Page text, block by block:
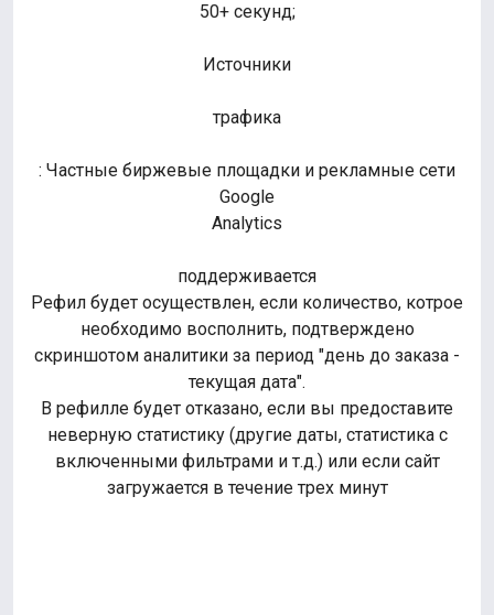
50+ секунд;
Источники
трафика
: Частные биржевые площадки и рекламные сети
Google
Analytics
поддерживается
Рефил будет осуществлен, если количество, котрое
необходимо восполнить, подтверждено
скриншотом аналитики за период "день до заказа -
текущая дата".
В рефилле будет отказано, если вы предоставите
неверную статистику (другие даты, статистика с
включенными фильтрами и т.д.) или если сайт
загружается в течение трех минут